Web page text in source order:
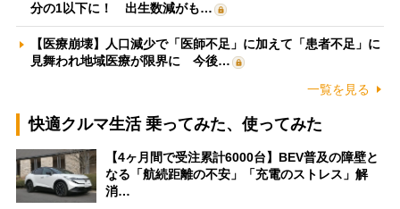
分の1以下に！ 出生数減がも…
【医療崩壊】人口減少で「医師不足」に加えて「患者不足」に
見舞われ地域医療が限界に 今後…
一覧を見る
快適クルマ生活 乗ってみた、使ってみた
【4ヶ月間で受注累計6000台】BEV普及の障壁と
なる「航続距離の不安」「充電のストレス」解
消…